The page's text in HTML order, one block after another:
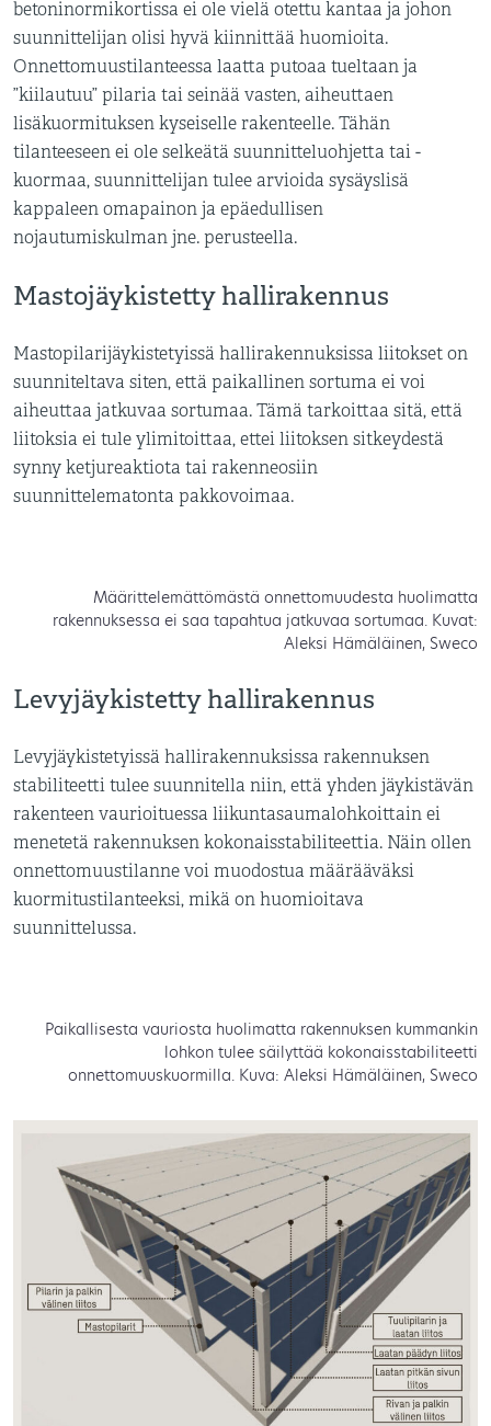
betoninormikortissa ei ole vielä otettu kantaa ja johon
suunnittelijan olisi hyvä kiinnittää huomioita.
Onnettomuustilanteessa laatta putoaa tueltaan ja
”kiilautuu” pilaria tai seinää vasten, aiheuttaen
lisäkuormituksen kyseiselle rakenteelle. Tähän
tilanteeseen ei ole selkeätä suunnitteluohjetta tai -
kuormaa, suunnittelijan tulee arvioida sysäyslisä
kappaleen omapainon ja epäedullisen
nojautumiskulman jne. perusteella.
Mastojäykistetty hallirakennus
Mastopilarijäykistetyissä hallirakennuksissa liitokset on
suunniteltava siten, että paikallinen sortuma ei voi
aiheuttaa jatkuvaa sortumaa. Tämä tarkoittaa sitä, että
liitoksia ei tule ylimitoittaa, ettei liitoksen sitkeydestä
synny ketjureaktiota tai rakenneosiin
suunnittelematonta pakkovoimaa.
Määrittelemättömästä onnettomuudesta huolimatta
rakennuksessa ei saa tapahtua jatkuvaa sortumaa. Kuvat:
Aleksi Hämäläinen, Sweco
Levyjäykistetty hallirakennus
Levyjäykistetyissä hallirakennuksissa rakennuksen
stabiliteetti tulee suunnitella niin, että yhden jäykistävän
rakenteen vaurioituessa liikuntasaumalohkoittain ei
menetetä rakennuksen kokonaisstabiliteettia. Näin ollen
onnettomuustilanne voi muodostua määrääväksi
kuormitustilanteeksi, mikä on huomioitava
suunnittelussa.
Paikallisesta vauriosta huolimatta rakennuksen kummankin
lohkon tulee säilyttää kokonaisstabiliteetti
onnettomuuskuormilla. Kuva: Aleksi Hämäläinen, Sweco